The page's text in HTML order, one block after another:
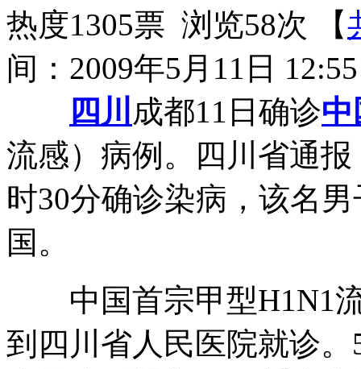
热度1305票 浏览58次 【
间：2009年5月11日 12:55
四川 成都11日确诊中
流感）病例。四川省通
时30分确诊染病，该名
国。
中国首宗甲型H1N1
到四川省人民医院就诊